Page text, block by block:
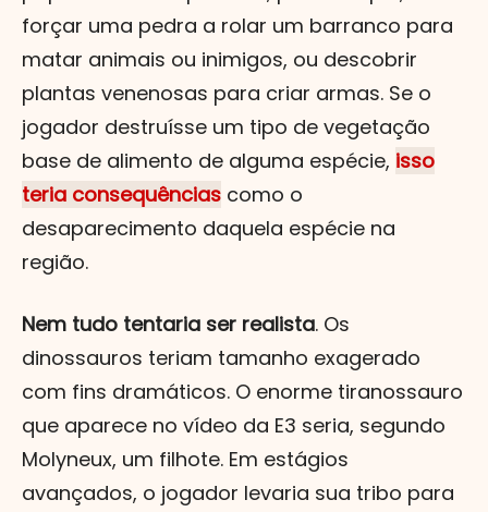
forçar uma pedra a rolar um barranco para
matar animais ou inimigos, ou descobrir
plantas venenosas para criar armas. Se o
jogador destruísse um tipo de vegetação
base de alimento de alguma espécie, isso
teria consequências como o
desaparecimento daquela espécie na
região.
Nem tudo tentaria ser realista. Os
dinossauros teriam tamanho exagerado
com fins dramáticos. O enorme tiranossauro
que aparece no vídeo da E3 seria, segundo
Molyneux, um filhote. Em estágios
avançados, o jogador levaria sua tribo para